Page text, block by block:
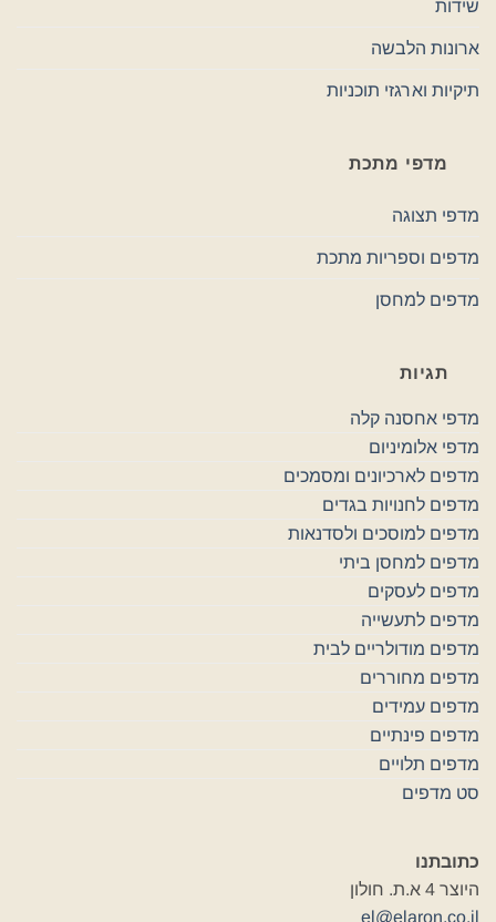
שידות
ארונות הלבשה
תיקיות וארגזי תוכניות
מדפי מתכת
מדפי תצוגה
מדפים וספריות מתכת
מדפים למחסן
תגיות
מדפי אחסנה קלה
מדפי אלומיניום
מדפים לארכיונים ומסמכים
מדפים לחנויות בגדים
מדפים למוסכים ולסדנאות
מדפים למחסן ביתי
מדפים לעסקים
מדפים לתעשייה
מדפים מודולריים לבית
מדפים מחוררים
מדפים עמידים
מדפים פינתיים
מדפים תלויים
סט מדפים
כתובתנו
היוצר 4 א.ת. חולון
el@elaron.co.il